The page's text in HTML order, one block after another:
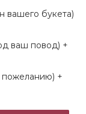
вашего букета)
ваш повод) +
+